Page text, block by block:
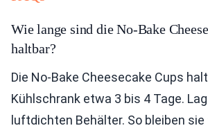
Wie lange sind die No-Bake
haltbar?
Die No-Bake Cheesecake Cups
Kühlschrank etwa 3 bis 4 Tage.
luftdichten Behälter. So bleiben